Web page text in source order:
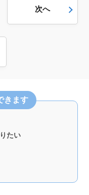
3級自動車整備士
の方々が多数活躍
豊富な経験を活か
次へ
きます
たい